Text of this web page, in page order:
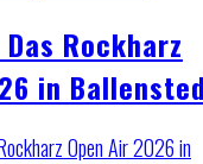
Rockharz
in